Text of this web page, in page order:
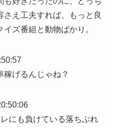
さえ工夫すれば、もっと良
ズ番組と動物ばかり。
稼げるんじゃね？
にも負けている落ちぶれ